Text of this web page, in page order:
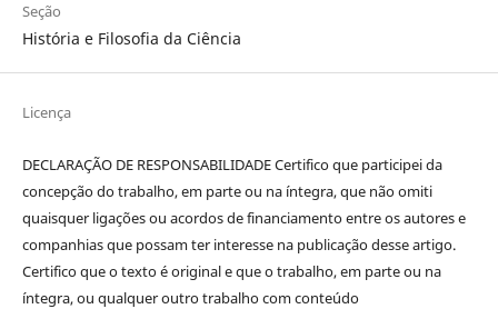
Seção
História e Filosofia da Ciência
Licença
DECLARAÇÃO DE RESPONSABILIDADE Certifico que participei da
concepção do trabalho, em parte ou na íntegra, que não omiti
quaisquer ligações ou acordos de financiamento entre os autores e
companhias que possam ter interesse na publicação desse artigo.
Certifico que o texto é original e que o trabalho, em parte ou na
íntegra, ou qualquer outro trabalho com conteúdo